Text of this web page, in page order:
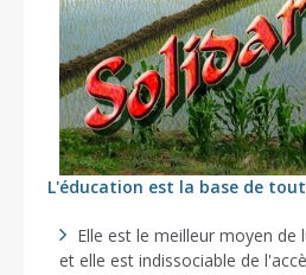
L'éducation est la base de
Elle est le meilleur moyen
et elle est indissociable de